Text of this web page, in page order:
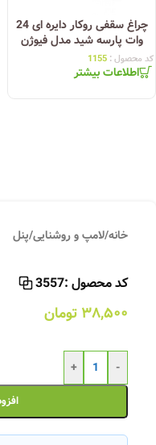
چراغ سقفی روکار دایره ای 24
وات پارسه شید مدل فیوژن
کد محصول : 1155
اطلاعات بیشتر
خانه/لامپ و روشنایی/پنل
کد محصول :3557
۳۸,۵۰۰ تومان
-
+